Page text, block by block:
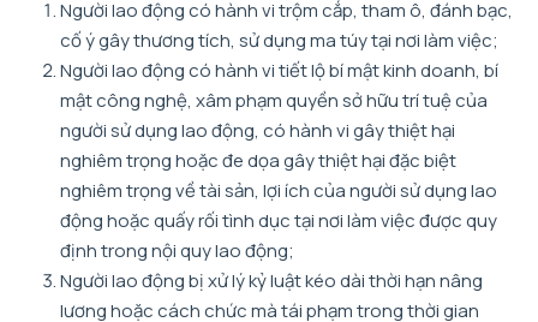
Người lao động có hành vi trộm cắp, tham ô, đánh bạc,
cố ý gây thương tích, sử dụng ma túy tại nơi làm việc;
Người lao động có hành vi tiết lộ bí mật kinh doanh, bí
mật công nghệ, xâm phạm quyền sở hữu trí tuệ của
người sử dụng lao động, có hành vi gây thiệt hại
nghiêm trọng hoặc đe dọa gây thiệt hại đặc biệt
nghiêm trọng về tài sản, lợi ích của người sử dụng lao
động hoặc quấy rối tình dục tại nơi làm việc được quy
định trong nội quy lao động;
Người lao động bị xử lý kỷ luật kéo dài thời hạn nâng
lương hoặc cách chức mà tái phạm trong thời gian